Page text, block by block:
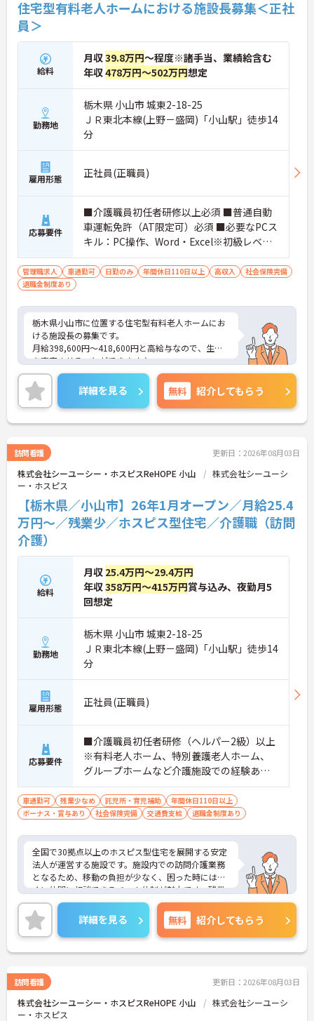
境が整っています】
・がん末期・神経難病の方に特化したホスピス型住
得することができます
・入社時は先輩スタッフの同行訪問からスタートす
るため、訪問介護未経験の方も安心して業務に慣れ
ることができます
・訪問診療医と24時間連携し、チームで看取りに取
り組む体制が整っているため、「看取りのプロ」と
して他施設では得られない経験を積むことができま
【頑張りがしっかり給与・評価に反映される職場で
す】
・介護福祉士手当25,000円、処遇改善手当78,000
円、賞与は年2回＋処遇改善一時金も別途支給され
ています。
・入社半年でリーダーを任されたスタッフの実績が
あるなど、年次にかかわらず頑張りが評価され、キ
ャリアアップを実現できる職場環境です
【働きやすい休日・残業面と、長く安心して働ける
福利厚生が魅力です】
・月9日公休に加え、夏季・冬季休暇各3日が確保さ
れており（年間休日113日）、オンオフのメリハリ
・全社平均残業月5時間程度と、業界平均を大きく
下回る少ない残業時間を実現しています
・退職金制度（勤続3年以上）・保育手当・育児短
時間勤務・マインドフルネスプログラムなど、長期
的に安心して働き続けるための制度が充実していま
す
住宅型有料老人ホームにおける施設長募集＜正社
員＞
給料
月収39.8万円～程度※諸手当、業績給含む
年収478万円～502万円想定
勤務地
栃木県 小山市 城東2-18-25
ＪＲ東北本線(上野－盛岡)「小山駅」徒歩14
分
雇用形態 正社員(正職員)
応募要件
■介護職員初任者研修以上必須 ■普通自動
車運転免許（AT限定可）必須 ■必要なPCス
キル：PC操作、Word・Excel※初級レベル
以上
管理職求人 車通勤可 日勤のみ 年間休日110日以上 高収入
社会保険完備
退職金制度あり
栃木県小山市に位置する住宅型有料老人ホームにお
ける施設長の募集です。
月給398,600円～418,600円と高給与なので、生活
を充実させることができます♪
育児休業制度や健康支援制度など、長く勤めやすい
福利厚生が整っています◎
ご興味のある方には面接ポイントをお伝えしますの
で、お気軽にお問い合わせください！
詳細を見る 無料 紹介してもらう
訪問看護 更新日：2026年08月03日
株式会社シーユーシー・ホスピスReHOPE 小山
株式会社シーユーシ
ー・ホスピス
【栃木県／小山市】26年1月オープン／月給25.4
万円～／残業少／ホスピス型住宅／介護職（訪問
介護）
給料
月収 25.4万円～29.4万円
年収358万円～415万円賞与込み、夜勤月5
回想定
勤務地
栃木県 小山市 城東2-18-25
ＪＲ東北本線(上野－盛岡)「小山駅」徒歩14
分
雇用形態 正社員(正職員)
応募要件
■介護職員初任者研修（ヘルパー2級）以上
※有料老人ホーム、特別養護老人ホーム、
グループホームなど介護施設での経験ある
方歓迎 ※ホスピス勤務（訪問介護）や「看
取り」が初めての方も可
車通勤可 残業少なめ 託児所・育児補助
年間休日110日以上
ボーナス・賞与あり
社会保険完備 交通費支給 退職金制度あり
全国で30拠点以上のホスピス型住宅を展開する安定
法人が運営する施設です。施設内での訪問介護業務
となるため、移動の負担が少なく、困った時にはす
ぐに仲間に相談できるチーム体制が魅力です。残業
は全社平均残業月5時間程度と少なく、3日以上の連
続休暇で支援金が支給される独自の制度や、美容皮
膚科などの割引が受けられる福利厚生も充実してい
ます。ホスピスケアが初めてでも、充実した入社時
研修と資格取得支援制度を活用し、専門性を高めな
す。ご入居者さまの生きる喜びに寄り添いながらチ
ームで協力しながらより良いケアを提供したい方に
ぴったりの環境です。
詳細を見る 無料 紹介してもらう
訪問看護 更新日：2026年08月03日
株式会社シーユーシー・ホスピスReHOPE 小山
株式会社シーユーシ
ー・ホスピス